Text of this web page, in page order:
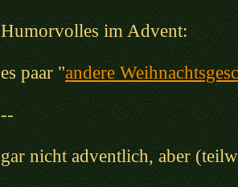
Humorvolles im Advent:
es paar "andere
--
gar nicht adventlich, aber